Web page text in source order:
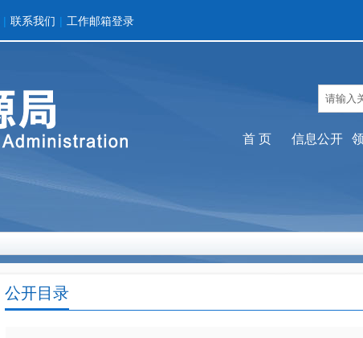
| 联系我们 | 工作邮箱登录
首 页 信息公开
公开目录